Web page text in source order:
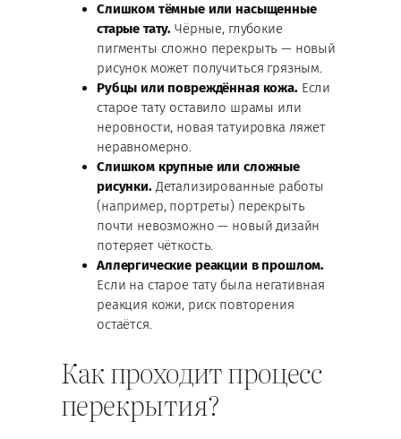
Слишком тёмные или насыщенные
старые тату. Чёрные, глубокие
пигменты сложно перекрыть — новый
рисунок может получиться грязным.
Рубцы или повреждённая кожа.Если
старое тату оставило шрамы или
неровности, новая татуировка ляжет
неравномерно.
Слишком крупные или сложные
рисунки.Детализированные работы
(например, портреты) перекрыть
почти невозможно — новый дизайн
потеряет чёткость.
Аллергические реакции в прошлом.
Если на старое тату была негативная
реакция кожи, риск повторения
остаётся.
Как проходит процесс
перекрытия?